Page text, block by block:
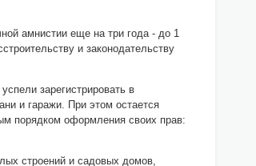
амнистии еще на три года - до 1
и законодательству
зарегистрировать в
и гаражи. При этом остается
порядком оформления своих прав:
строений и садовых домов,